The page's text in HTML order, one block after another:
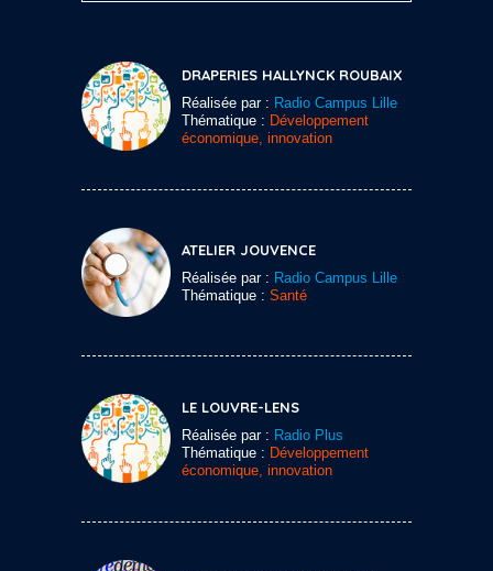
DRAPERIES HALLYNCK ROUBAIX
Réalisée par : Radio Campus Lille
Thématique : Développement
économique, innovation
ATELIER JOUVENCE
Réalisée par : Radio Campus Lille
Thématique : Santé
LE LOUVRE-LENS
Réalisée par : Radio Plus
Thématique : Développement
économique, innovation